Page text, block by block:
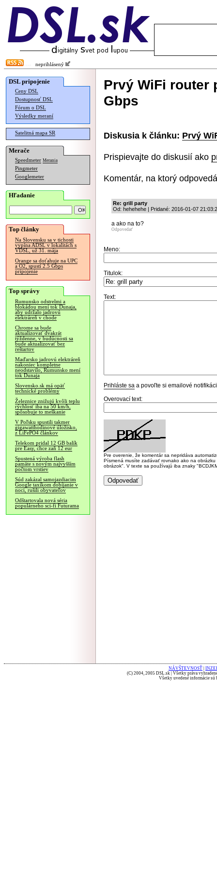
neprihlásený
DSL pripojenie
Ceny DSL
Dostupnosť DSL
Fórum o DSL
Výsledky meraní
Satelitná mapa SR
Merače
Speedmeter Merania
Pingmeter
Googlemeter
Hľadanie
Top články
Na Slovensku sa v tichosti
vypína ADSL v lokalitách s
VDSL, už 31. mája
Orange sa doťahuje na UPC
a O2, spustí 2.5 Gbps
pripojenie
Top správy
Rumunsko odstrelmi a
blokádou mení tok Dunaja,
aby udržalo jadrovú
elektráreň v chode
Chrome sa bude
aktualizovať dvakrát
týždenne, v budúcnosti sa
bude aktualizovať bez
reštartov
Maďarsko jadrovú elektráreň
nakoniec kompletne
neodstavilo, Rumunsko mení
tok Dunaja
Slovensko.sk má opäť
technické problémy
Železnice znižujú kvôli teplu
rýchlosť iba na 50 km/h,
spôsobuje to meškanie
V Poľsku spustili takmer
gigawatthodinové úložisko,
z LiFePO4 článkov
Telekom pridal 12 GB balík
pre Easy, chce zaň 12 eur
Spustená výroba flash
pamäte s novým najvyšším
počtom vrstiev
Súd zakázal samojazdiacim
Google taxíkom dobíjanie v
noci, rušili obyvateľov
Odštartovala nová séria
populárneho sci-fi Futurama
Prvý WiFi router
Gbps
Diskusia k článku: Prvý
Prispievajte do diskusií ako
Komentár, na ktorý
Re: grill party
Od: hehehehe | Pridané: 2016-01-07
a ako na to?
Odpovedať
Meno:
Titulok:
Text:
Prihláste sa a povoľte si emailové
Overovací text:
Pre overenie, že komentár sa nepridáva
Písmená musíte zadávať rovnako ako na
obrázok". V texte sa používajú iba znaky
NÁVŠTEVNOSŤ
(C) 2004, 2005 DSL.sk | Všetky práva
Všetky uvedené informácie sú